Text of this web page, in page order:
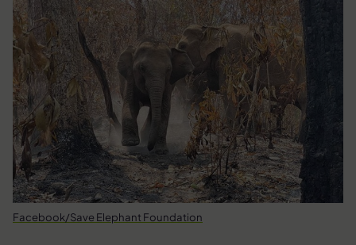
Facebook/Save Elephant Foundation